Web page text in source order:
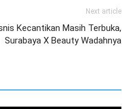
Next article
Kecantikan Masih Terbuka,
Surabaya X Beauty Wadahnya